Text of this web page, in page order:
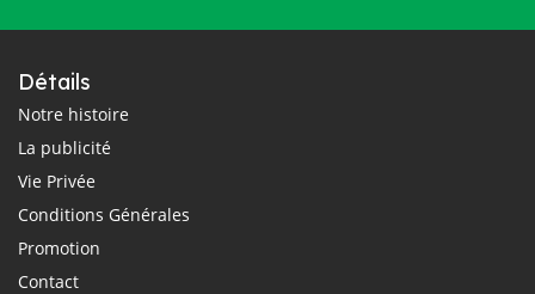
Détails
Notre histoire
La publicité
Vie Privée
Conditions Générales
Promotion
Contact